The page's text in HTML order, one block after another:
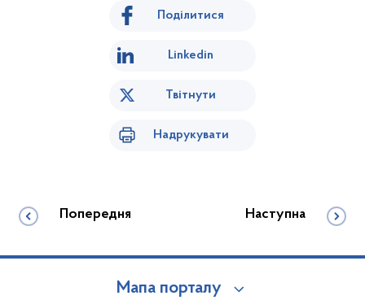
Поділитися
Linkedin
Твітнути
Надрукувати
Попередня Наступна
Мапа порталу